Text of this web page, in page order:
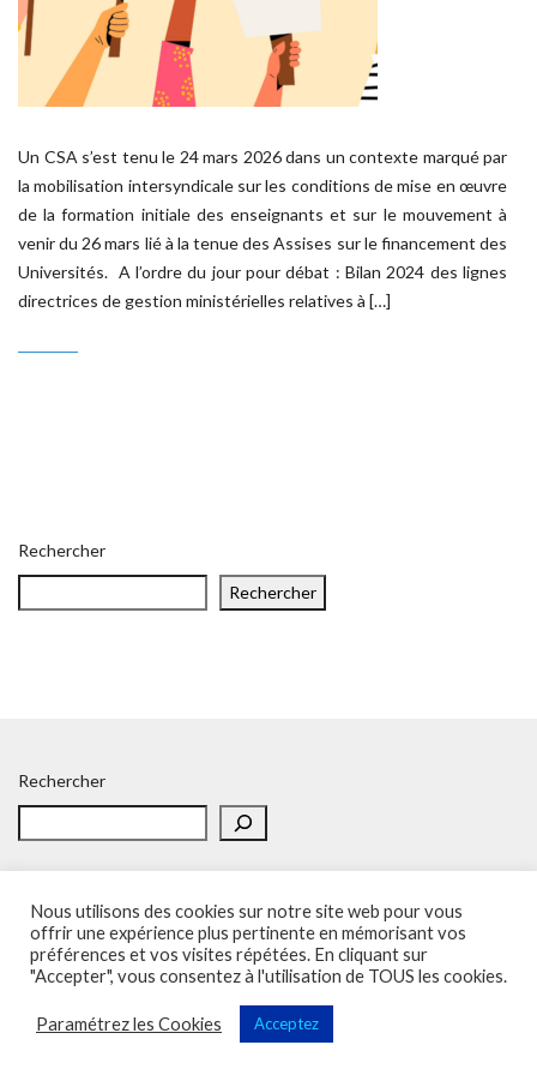
Un CSA s’est tenu le 24 mars 2026 dans un contexte marqué par
la mobilisation intersyndicale sur les conditions de mise en œuvre
de la formation initiale des enseignants et sur le mouvement à
venir du 26 mars lié à la tenue des Assises sur le financement des
Universités. A l’ordre du jour pour débat : Bilan 2024 des lignes
directrices de gestion ministérielles relatives à […]
Rechercher
Rechercher
Rechercher
Accueil Politique de confidentialité Adhésion
Contacts
SOS – Demande d’aide
Politique de confidentialité
Sup'Recherche - UNSA 2023 (illustrations de Freepik)
Vega Wordpress Theme byLyraThemes
Nous utilisons des cookies sur notre site web pour vous
offrir une expérience plus pertinente en mémorisant vos
préférences et vos visites répétées. En cliquant sur
"Accepter", vous consentez à l'utilisation de TOUS les cookies.
Paramétrez les Cookies Acceptez